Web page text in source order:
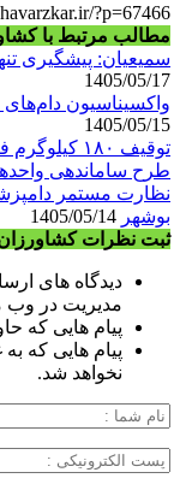
?p=67466
مطالب مرتبط با
سمیعیان: پیشگیری
1405/05/17
واکسیناسیون دام‌های
1405/05/15
توقیف ۱۸۰ کیلوگرم فرآورده مرغ فاقد مجوز در میانه
طرح ساماندهی
نظارت مستمر
بوشهر
ثبت نظرات کشاورزان
دیدگاه های
مدیریت در وب
پیام هایی که
پیام هایی که
نخواهد شد.